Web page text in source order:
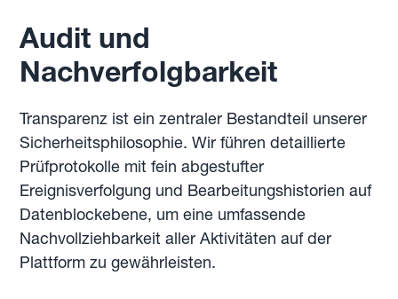
Audit und
Nachverfolgbarkeit
Transparenz ist ein zentraler Bestandteil unserer
Sicherheitsphilosophie. Wir führen detaillierte
Prüfprotokolle mit fein abgestufter
Ereignisverfolgung und Bearbeitungshistorien auf
Datenblockebene, um eine umfassende
Nachvollziehbarkeit aller Aktivitäten auf der
Plattform zu gewährleisten.